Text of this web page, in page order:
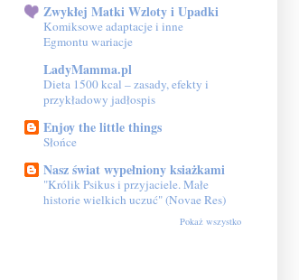
Zwykłej Matki Wzloty i Upadki
Komiksowe adaptacje i inne
Egmontu wariacje
LadyMamma.pl
Dieta 1500 kcal – zasady, efekty i
przykładowy jadłospis
Enjoy the little things
Słońce
Nasz świat wypełniony ksiażkami
"Królik Psikus i przyjaciele. Małe
historie wielkich uczuć" (Novae Res)
Pokaż wszystko